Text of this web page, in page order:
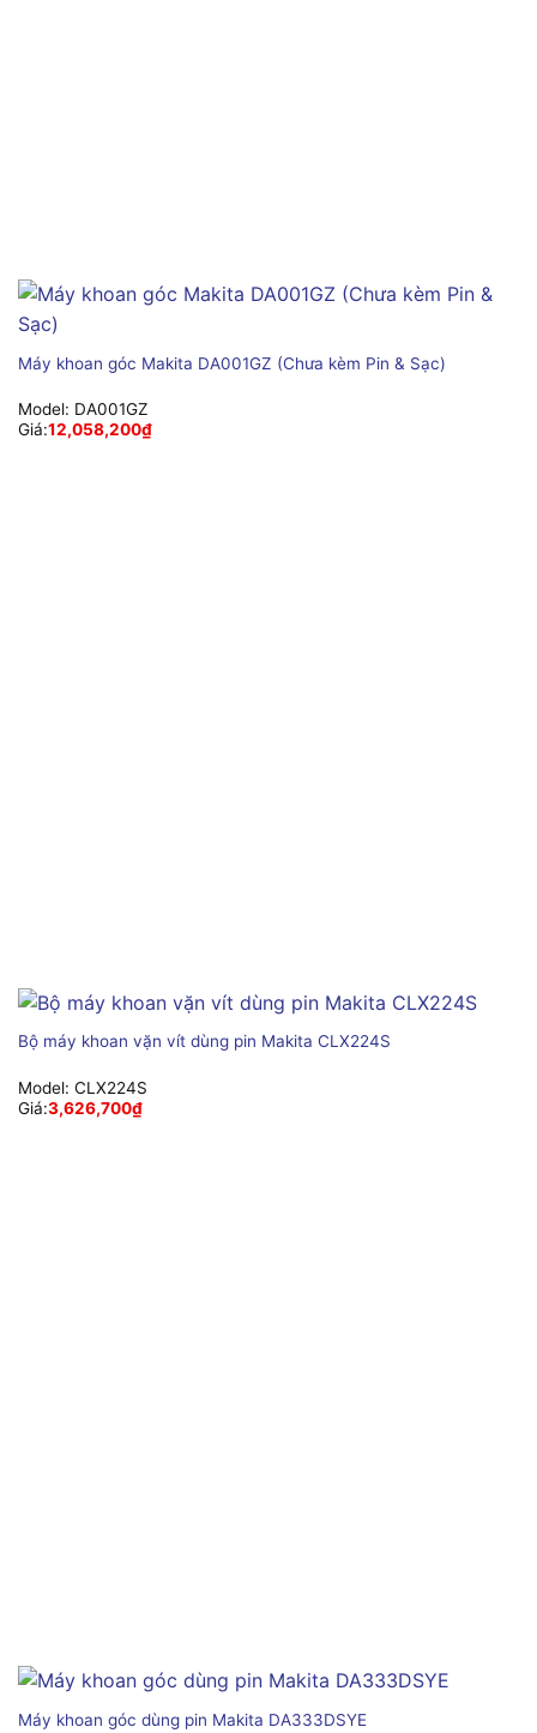
Máy khoan góc Makita DA001GZ (Chưa kèm Pin & Sạc)
Model: DA001GZ
Giá:12,058,200₫
Bộ máy khoan vặn vít dùng pin Makita CLX224S
Model: CLX224S
Giá:3,626,700₫
Máy khoan góc dùng pin Makita DA333DSYE